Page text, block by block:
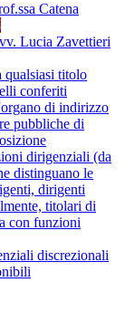
Catena
Lucia Zavettieri
qualsiasi titolo
conferiti
di indirizzo
pubbliche di
dirigenziali (da
distinguano le
dirigenti
titolari di
con funzioni
discrezionali